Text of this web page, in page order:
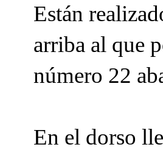
Están
arriba al que
número 22
En el dorso